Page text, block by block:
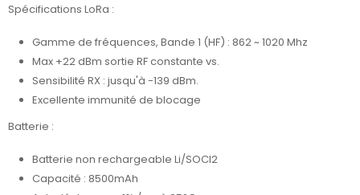
Spécifications LoRa :
Gamme de fréquences, Bande 1 (HF) : 862 ~ 1020 Mhz
Max +22 dBm sortie RF constante vs.
Sensibilité RX : jusqu'à -139 dBm.
Excellente immunité de blocage
Batterie :
Batterie non rechargeable Li/SOCI2
Capacité : 8500mAh